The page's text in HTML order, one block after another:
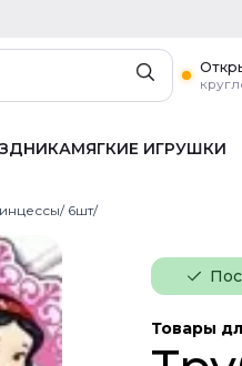
МЯГКИЕ ИГРУШКИ
6шт/
Товары